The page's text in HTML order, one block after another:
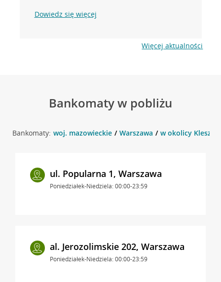
Dowiedz się więcej
Więcej aktualności
Bankomaty w pobliżu
Bankomaty: woj. mazowieckie Warszawa w okolicy
ul. Popularna 1, Warszawa
Poniedziałek-Niedziela: 00:00-23:59
al. Jerozolimskie 202, Warszawa
Poniedziałek-Niedziela: 00:00-23:59